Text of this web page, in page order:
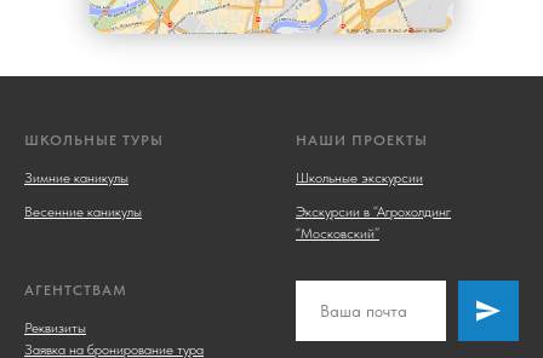
ШКОЛЬНЫЕ ТУРЫ
Зимние каникулы
Весенние каникулы
НАШИ ПРОЕКТЫ
Школьные экскурсии
Экскурсии в “Агрохолдинг
“Московский”
АГЕНТСТВАМ
Реквизиты
Заявка на бронирование тура